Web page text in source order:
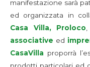
manifestazione sarà
ed organizzata in
Casa Villa, Proloco
associative ed
CasaVilla proporrà